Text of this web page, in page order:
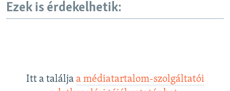
Ezek is érdekelhetik:
Itt a találja a médiatartalom-szolgáltatói